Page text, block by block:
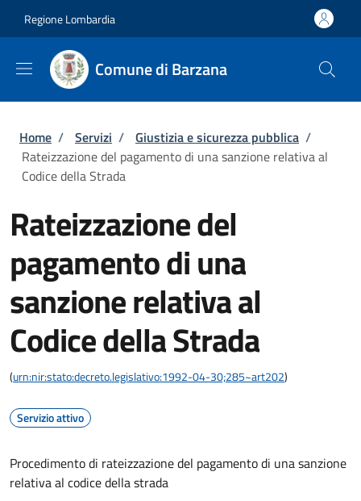
Regione Lombardia
Comune di Barzana
Briciole di pane
Home / Servizi / Giustizia e sicurezza pubblica /
Rateizzazione del pagamento di una sanzione relativa al
Codice della Strada
Rateizzazione del
pagamento di una
sanzione relativa al
Codice della Strada
(urn:nir:stato:decreto.legislativo:1992-04-30;285~art202)
Servizio attivo
Procedimento di rateizzazione del pagamento di una sanzione
relativa al codice della strada